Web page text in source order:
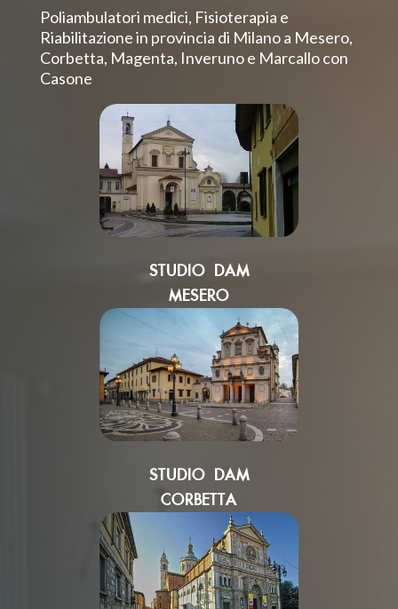
Poliambulatori medici, Fisioterapia e
Riabilitazione in provincia di Milano a Mesero,
Corbetta, Magenta, Inveruno e Marcallo con
Casone
STUDIO DAM
MESERO
STUDIO DAM
CORBETTA